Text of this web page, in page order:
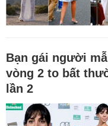
Bạn gái người
vòng 2 to bất
lần 2